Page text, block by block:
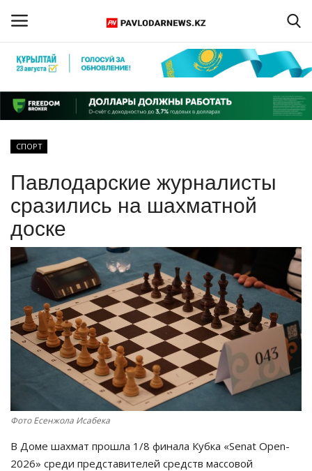
Регистрация
Главная
ПАВЛОДАРСКАЯ ОБЛАСТЬ
КАЗАХСТАН
МИР
СПЕЦПРОЕКТЫ
СПОРТ
Чек-лист
РАЗВЛЕЧЕНИЯ
OFFICIAL
СПОРТ
Павлодарские журналисты
сразились на шахматной
доске
Фото Есенжола Исабека
В Доме шахмат прошла 1/8 финала Кубка «Senat Open-
2026» среди представителей средств массовой